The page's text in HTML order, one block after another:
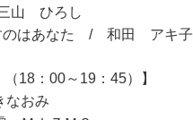
山 ひろし
のはあなた / 和田 アキ子
18：00～19：45）】
おみ